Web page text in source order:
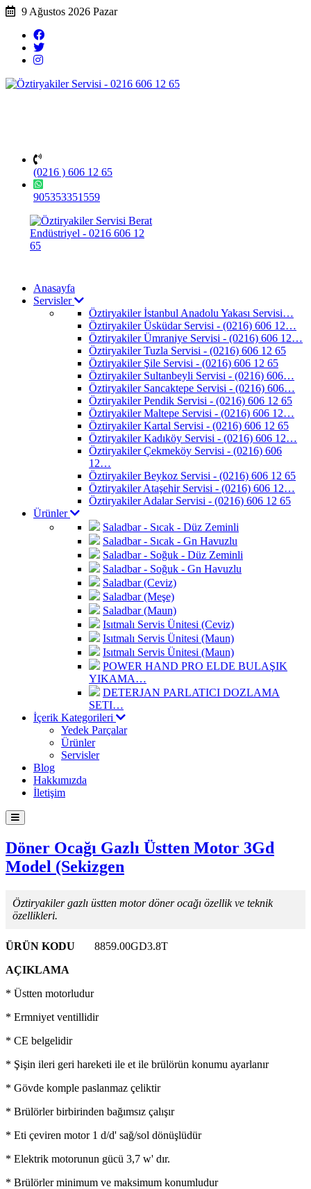
9 Ağustos 2026 Pazar
(0216 ) 606 12 65
905353351559
Anasayfa
Servisler
Öztiryakiler İstanbul Anadolu Yakası Servisi…
Öztiryakiler Üsküdar Servisi - (0216) 606 12…
Öztiryakiler Ümraniye Servisi - (0216) 606 12…
Öztiryakiler Tuzla Servisi - (0216) 606 12 65
Öztiryakiler Şile Servisi - (0216) 606 12 65
Öztiryakiler Sultanbeyli Servisi - (0216) 606…
Öztiryakiler Sancaktepe Servisi - (0216) 606…
Öztiryakiler Pendik Servisi - (0216) 606 12 65
Öztiryakiler Maltepe Servisi - (0216) 606 12…
Öztiryakiler Kartal Servisi - (0216) 606 12 65
Öztiryakiler Kadıköy Servisi - (0216) 606 12…
Öztiryakiler Çekmeköy Servisi - (0216) 606
12…
Öztiryakiler Beykoz Servisi - (0216) 606 12 65
Öztiryakiler Ataşehir Servisi - (0216) 606 12…
Öztiryakiler Adalar Servisi - (0216) 606 12 65
Ürünler
Saladbar - Sıcak - Düz Zeminli
Saladbar - Sıcak - Gn Havuzlu
Saladbar - Soğuk - Düz Zeminli
Saladbar - Soğuk - Gn Havuzlu
Saladbar (Ceviz)
Saladbar (Meşe)
Saladbar (Maun)
Isıtmalı Servis Ünitesi (Ceviz)
Isıtmalı Servis Ünitesi (Maun)
Isıtmalı Servis Ünitesi (Maun)
POWER HAND PRO ELDE BULAŞIK
YIKAMA…
DETERJAN PARLATICI DOZLAMA
SETI…
İçerik Kategorileri
Yedek Parçalar
Ürünler
Servisler
Blog
Hakkımızda
İletişim
Döner Ocağı Gazlı Üstten Motor 3Gd
Model (Sekizgen
Öztiryakiler gazlı üstten motor döner ocağı özellik ve teknik
özellikleri.
ÜRÜN KODU
8859.00GD3.8T
AÇIKLAMA
* Üstten motorludur
* Ermniyet ventillidir
* CE belgelidir
* Şişin ileri geri hareketi ile et ile brülörün konumu ayarlanır
* Gövde komple paslanmaz çeliktir
* Brülörler birbirinden bağımsız çalışır
* Eti çeviren motor 1 d/d' sağ/sol dönüşlüdür
* Elektrik motorunun gücü 3,7 w' dır.
* Brülörler minimum ve maksimum konumludur